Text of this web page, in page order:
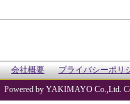
会社概要 プライバシーポリ
Powered by YAKIMAYO Co.,Ltd.